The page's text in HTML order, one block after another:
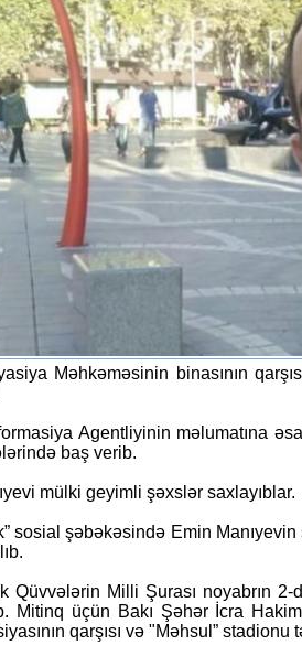
Məhkəməsinin binasının
Agentliyinin məlumatına
baş verib.
mülki geyimli şəxslər saxlayıblar.
sosial şəbəkəsində Emin Manıyevin
Qüvvələrin Milli Şurası noyabrın
Mitinq üçün Bakı Şəhər İcra
qarşısı və "Məhsul” stadionu